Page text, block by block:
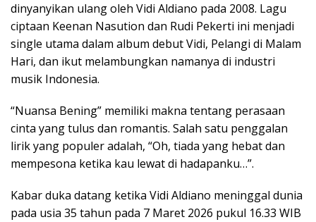
dinyanyikan ulang oleh Vidi Aldiano pada 2008. Lagu
ciptaan Keenan Nasution dan Rudi Pekerti ini menjadi
single utama dalam album debut Vidi, Pelangi di Malam
Hari, dan ikut melambungkan namanya di industri
musik Indonesia.
“Nuansa Bening” memiliki makna tentang perasaan
cinta yang tulus dan romantis. Salah satu penggalan
lirik yang populer adalah, “Oh, tiada yang hebat dan
mempesona ketika kau lewat di hadapanku…”.
Kabar duka datang ketika Vidi Aldiano meninggal dunia
pada usia 35 tahun pada 7 Maret 2026 pukul 16.33 WIB